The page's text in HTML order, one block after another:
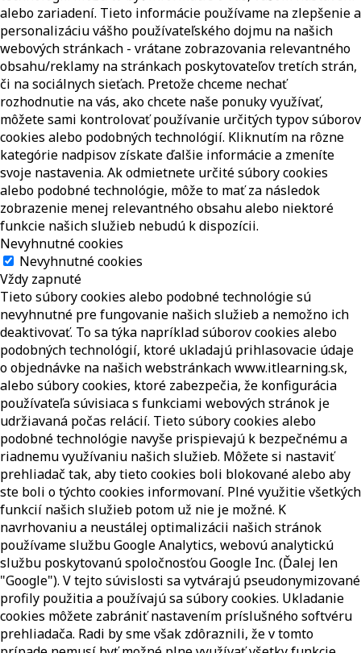
alebo zariadení. Tieto informácie používame na zlepšenie a
personalizáciu vášho používateľského dojmu na našich
webových stránkach - vrátane zobrazovania relevantného
obsahu/reklamy na stránkach poskytovateľov tretích strán,
či na sociálnych sieťach. Pretože chceme nechať
rozhodnutie na vás, ako chcete naše ponuky využívať,
môžete sami kontrolovať používanie určitých typov súborov
cookies alebo podobných technológií. Kliknutím na rôzne
kategórie nadpisov získate ďalšie informácie a zmeníte
svoje nastavenia. Ak odmietnete určité súbory cookies
alebo podobné technológie, môže to mať za následok
zobrazenie menej relevantného obsahu alebo niektoré
funkcie našich služieb nebudú k dispozícii.
Nevyhnutné cookies
Nevyhnutné cookies
Vždy zapnuté
Tieto súbory cookies alebo podobné technológie sú
nevyhnutné pre fungovanie našich služieb a nemožno ich
deaktivovať. To sa týka napríklad súborov cookies alebo
podobných technológií, ktoré ukladajú prihlasovacie údaje
o objednávke na našich webstránkach www.itlearning.sk,
alebo súbory cookies, ktoré zabezpečia, že konfigurácia
používateľa súvisiaca s funkciami webových stránok je
udržiavaná počas relácií. Tieto súbory cookies alebo
podobné technológie navyše prispievajú k bezpečnému a
riadnemu využívaniu našich služieb. Môžete si nastaviť
prehliadač tak, aby tieto cookies boli blokované alebo aby
ste boli o týchto cookies informovaní. Plné využitie všetkých
funkcií našich služieb potom už nie je možné. K
navrhovaniu a neustálej optimalizácii našich stránok
používame službu Google Analytics, webovú analytickú
službu poskytovanú spoločnosťou Google Inc. (Ďalej len
"Google"). V tejto súvislosti sa vytvárajú pseudonymizované
profily použitia a používajú sa súbory cookies. Ukladanie
cookies môžete zabrániť nastavením príslušného softvéru
prehliadača. Radi by sme však zdôraznili, že v tomto